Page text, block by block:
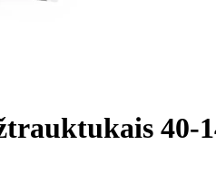
40-